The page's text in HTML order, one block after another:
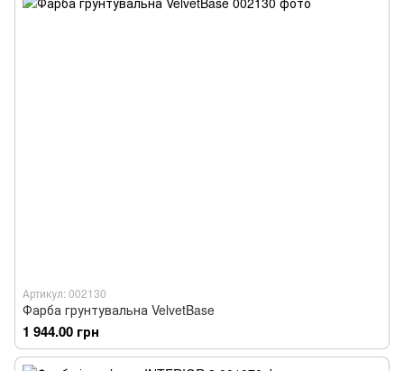
Артикул: 002130
Фарба грунтувальна VelvetBase
1 944.00 грн